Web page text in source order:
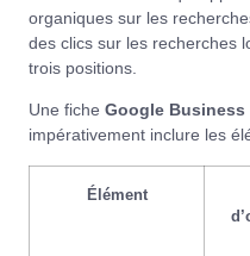
organiques sur les
des clics sur les recherches
trois positions.
Une fiche Google Business
impérativement inclure les
Élément